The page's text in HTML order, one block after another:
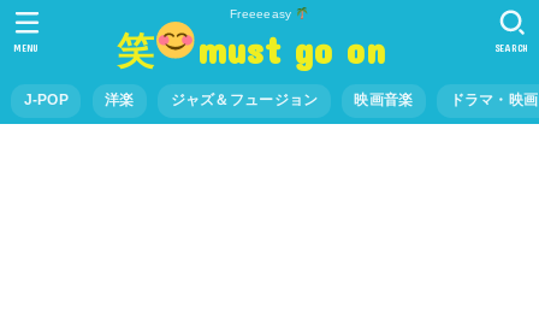
Freeeeasy
笑 must go on
J-POP 洋楽 ジャズ＆フュージョン 映画音楽 ドラマ・映
SEARCH
MENU